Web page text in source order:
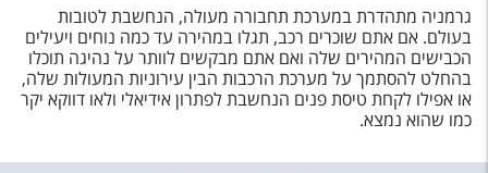
גרמניה מתהדרת במערכת תחבורה מעולה, הנחשבת לטובות
בעולם. אם אתם שוכרים רכב, תגלו במהירה עד כמה נוחים ויעילים
הכבישים המהירים שלה ואם אתם מבקשים לוותר על נהיגה תוכלו
בהחלט להסתמך על מערכת הרכבות הבין עירוניות המעולות שלה,
או אפילו לקחת טיסת פנים הנחשבת לפתרון אידיאלי ולאו דווקא יקר
כמו שהוא נמצא.